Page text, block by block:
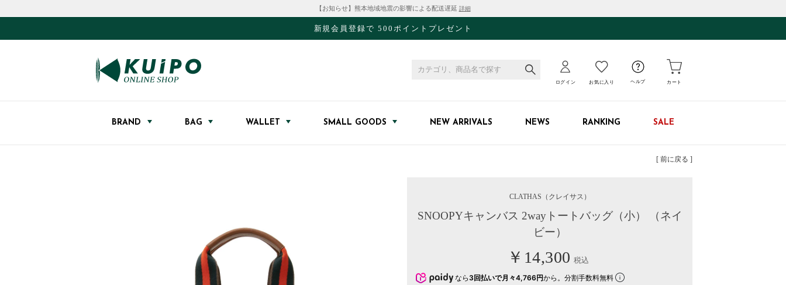
【お知らせ】熊本地域地震の影響による配送遅延 詳細
新規会員登録で 500ポイントプレゼント
ログイン お気に入り ヘルプ カート
BRAND BAG WALLET SMALL GOODS NEW ARRIVALS NEWS RANKING SALE
[ 前に戻る ]
CLATHAS （クレイサス）
SNOOPYキャンバス 2wayトートバッグ（小） （ネイ
ビー）
￥14,300 税込
なら 3回払いで月々4,766円から。分割手数料無料